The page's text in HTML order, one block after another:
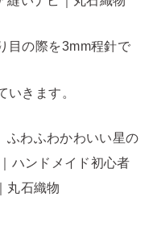
目の際を3mm程針で
いきます。